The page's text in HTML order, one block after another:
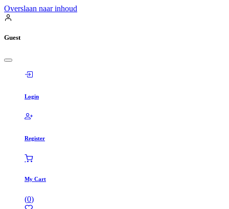
Overslaan naar inhoud
Guest
Login
Register
My Cart
(0)